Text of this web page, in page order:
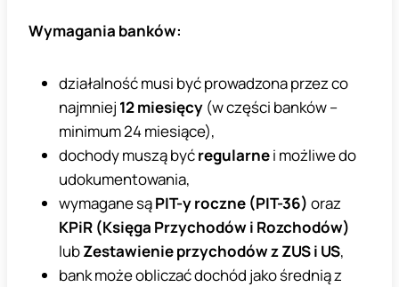
Wymagania banków:
działalność musi być prowadzona przez co
najmniej 12 miesięcy (w części banków –
minimum 24 miesiące),
dochody muszą byćregularnei możliwe do
udokumentowania,
wymagane sąPIT-y roczne (PIT-36) oraz
KPiR (Księga Przychodów i Rozchodów)
lubZestawienie przychodów z ZUS i US,
bank może obliczać dochód jako średnią z